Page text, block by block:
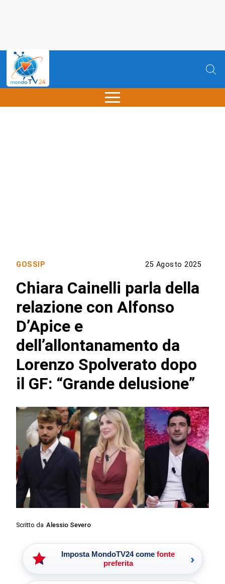
GOSSIP 25 Agosto 2025
Chiara Cainelli parla della
relazione con Alfonso
D’Apice e
dell’allontanamento da
Lorenzo Spolverato dopo
il GF: “Grande delusione”
Scritto da Alessio Severo
Imposta MondoTV24 come fonte
preferita
›